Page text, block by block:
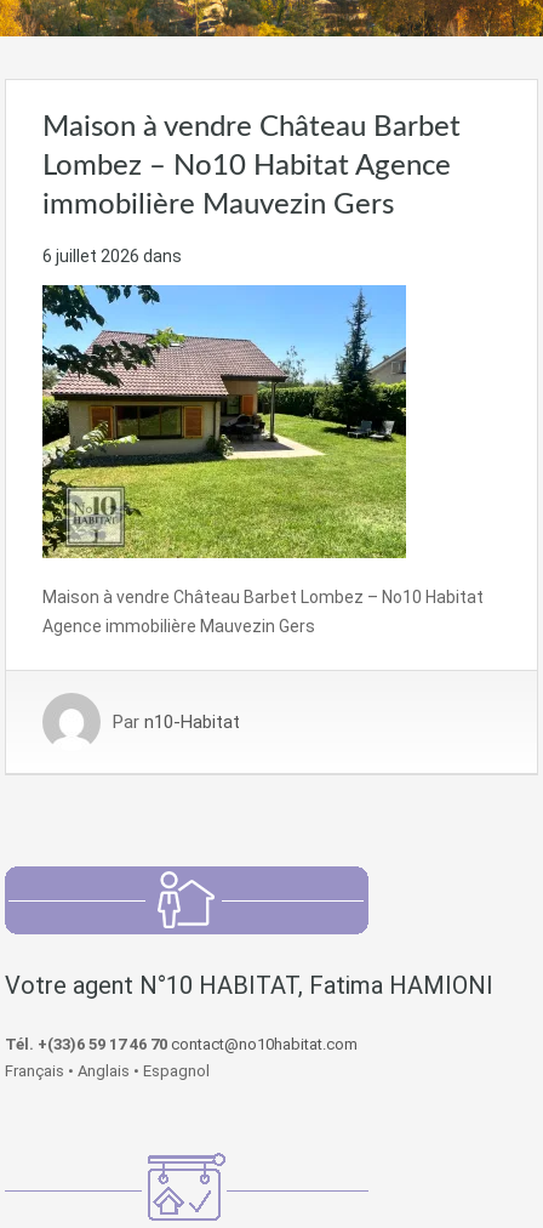
Maison à vendre Château Barbet
Lombez – No10 Habitat Agence
immobilière Mauvezin Gers
6 juillet 2026 dans
Maison à vendre Château Barbet Lombez – No10 Habitat
Agence immobilière Mauvezin Gers
Par n10-Habitat
Votre agent N°10 HABITAT, Fatima HAMIONI
Tél. +(33)6 59 17 46 70 contact@no10habitat.com
Français • Anglais • Espagnol